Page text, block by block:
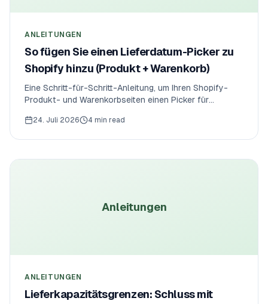
ANLEITUNGEN
So fügen Sie einen Lieferdatum-Picker zu
Shopify hinzu (Produkt + Warenkorb)
Eine Schritt-für-Schritt-Anleitung, um Ihren Shopify-
Produkt- und Warenkorbseiten einen Picker für
Vorlaufzeit, Annahmeschluss und Kapazitätsgrenzen.
24. Juli 2026 4 min read
Anleitungen
ANLEITUNGEN
Lieferkapazitätsgrenzen: Schluss mit